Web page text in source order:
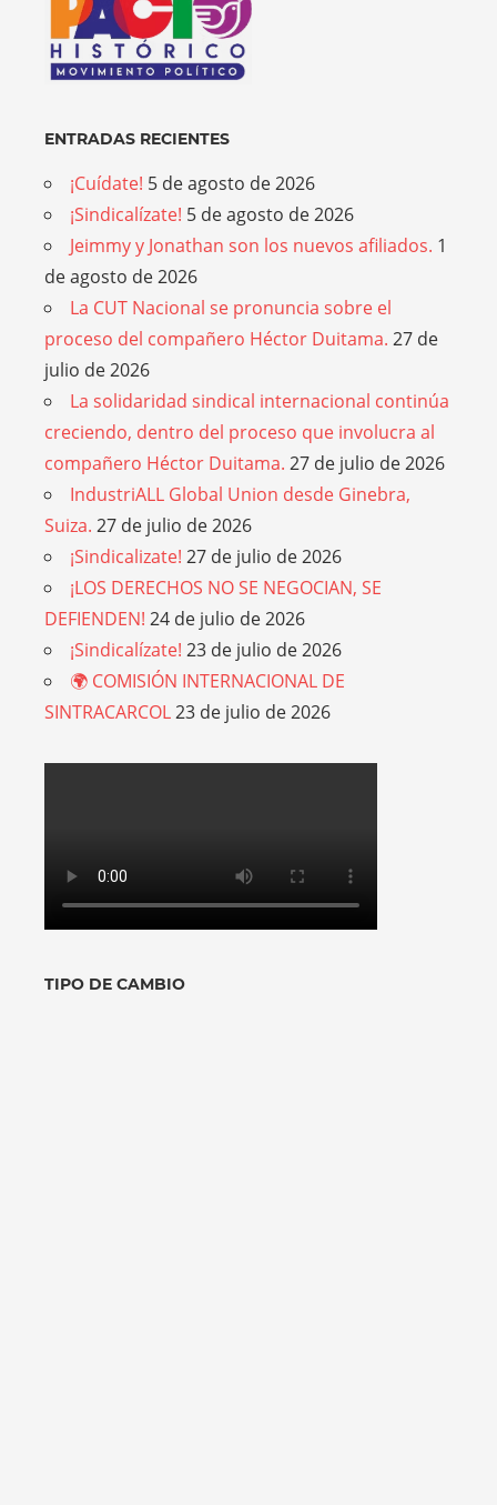
ENTRADAS RECIENTES
¡Cuídate! 5 de agosto de 2026
¡Sindicalízate! 5 de agosto de 2026
Jeimmy y Jonathan son los nuevos afiliados. 1
de agosto de 2026
La CUT Nacional se pronuncia sobre el
proceso del compañero Héctor Duitama. 27 de
julio de 2026
La solidaridad sindical internacional continúa
creciendo, dentro del proceso que involucra al
compañero Héctor Duitama. 27 de julio de 2026
IndustriALL Global Union desde Ginebra,
Suiza. 27 de julio de 2026
¡Sindicalizate! 27 de julio de 2026
¡LOS DERECHOS NO SE NEGOCIAN, SE
DEFIENDEN! 24 de julio de 2026
¡Sindicalízate! 23 de julio de 2026
🌍 COMISIÓN INTERNACIONAL DE
SINTRACARCOL23 de julio de 2026
TIPO DE CAMBIO